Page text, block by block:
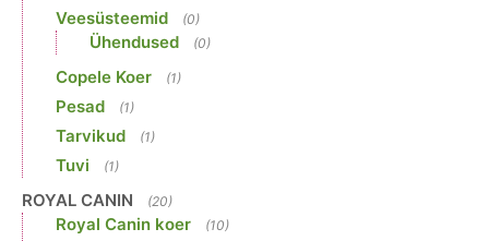
Veesüsteemid (0)
Ühendused (0)
Copele Koer (1)
Pesad (1)
Tarvikud (1)
Tuvi (1)
ROYAL CANIN (20)
Royal Canin koer (10)